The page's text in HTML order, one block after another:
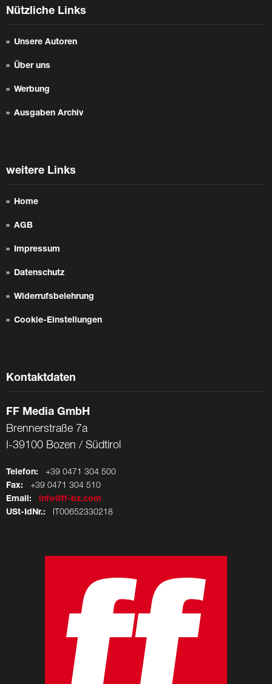
Nützliche Links
Unsere Autoren
Über uns
Werbung
Ausgaben Archiv
weitere Links
Home
AGB
Impressum
Datenschutz
Widerrufsbelehrung
Cookie-Einstellungen
Kontaktdaten
FF Media GmbH
Brennerstraße 7a
I-39100 Bozen / Südtirol
Telefon: +39 0471 304 500
Fax: +39 0471 304 510
Email:
info@ff-bz.com
USt-IdNr.: IT00652330218